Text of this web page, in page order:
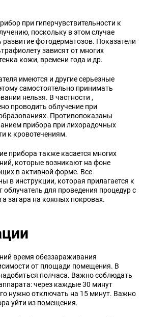
при гиперчувствительности к
поскольку в этом случае
фотодерматозов. Показатели
зависят от многих
кожи, времени года и др.
имеются и другие серьезные
самостоятельно принимать
нельзя. В частности ,
проводить облучение при
Противопоказаны
прибора при лихорадочных
к кровотечениям.
прибора также касается многих
которые возникают на фоне
в активной форме. Все
в инструкции, которая прилагается к
облучатель для проведения процедур с
загара на кожных покровах.
время обеззараживания
от площади помещения. В
полчаса. Важно соблюдать
через каждые 30 минут
нужно отключать на 15 минут. Важно
уйти из помещения.